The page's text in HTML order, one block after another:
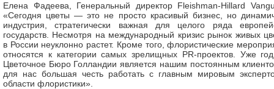
Елена Фадеева, Генеральный директор Fleishman-Hillard
«Сегодня цветы — это не просто красивый бизнес, но
индустрия, стратегически важная для целого ряда
государств. Несмотря на международный кризис рынок живых
в России неуклонно растет. Кроме того, флористические
относятся к категории самых зрелищных PR-проектов. Уже
Цветочное Бюро Голландии является нашим постоянным
для нас большая честь работать с главным мировым
области флористики».